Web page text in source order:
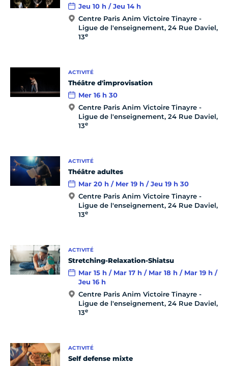
Jeu 10 h / Jeu 14 h
Centre Paris Anim Victoire Tinayre -
Ligue de l'enseignement, 24 Rue Daviel,
13e
ACTIVITÉ
Théâtre d'improvisation
Mer 16 h 30
Centre Paris Anim Victoire Tinayre -
Ligue de l'enseignement, 24 Rue Daviel,
13e
ACTIVITÉ
Théâtre adultes
Mar 20 h / Mer 19 h / Jeu 19 h 30
Centre Paris Anim Victoire Tinayre -
Ligue de l'enseignement, 24 Rue Daviel,
13e
ACTIVITÉ
Stretching-Relaxation-Shiatsu
Mar 15 h / Mar 17 h / Mar 18 h / Mar 19 h /
Jeu 16 h
Centre Paris Anim Victoire Tinayre -
Ligue de l'enseignement, 24 Rue Daviel,
13e
ACTIVITÉ
Self defense mixte